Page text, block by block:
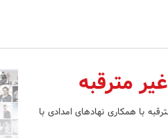
مترقبه
با همکاری نهادهای امدادی با